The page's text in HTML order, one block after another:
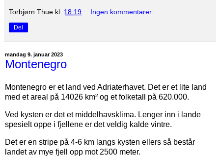
Torbjørn Thue kl. 18:19 Ingen kommentarer:
Del
mandag 9. januar 2023
Montenegro
Montenegro er et land ved Adriaterhavet. Det er et lite land
med et areal på 14026 km² og et folketall på 620.000.
Ved kysten er det et middelhavsklima. Lenger inn i lande
spesielt oppe i fjellene er det veldig kalde vintre.
Det er en stripe på 4-6 km langs kysten ellers så består
landet av mye fjell opp mot 2500 meter.